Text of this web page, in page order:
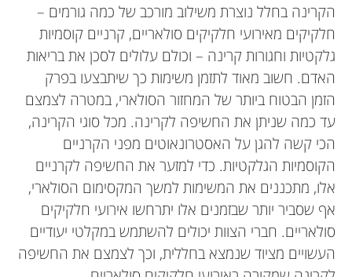
הקרינה בחלל נוצרת משילוב מורכב של כמה גורמים –
חלקיקים מאירועי חלקיקים סולאריים, קרניים קוסמיות
גלקטיות וחגורות קרינה – וכולם עלולים לסכן את בריאות
האדם. חשוב מאוד לתזמן משימות כך שיתבצעו בפרק
הזמן הבטוח ביותר של המחזור הסולארי, במטרה לצמצם
עד כמה שניתן את החשיפה לקרינה. מכל סוגי הקרינה,
הכי קשה להגן על האסטרונאוטים מפני הקרניים
הקוסמיות הגלקטיות. כדי למזער את החשיפה לקרניים
אלו, מתכננים את המשימות למשך המקסימום הסולארי,
אף שסביר יותר שבזמנים אלו יתרחשו אירועי חלקיקים
סולאריים. חברי הצוות יכולים להשתמש במקלטי יעודיים
העשויים מציוד שנמצא בחללית, וכך לצמצם את החשיפה